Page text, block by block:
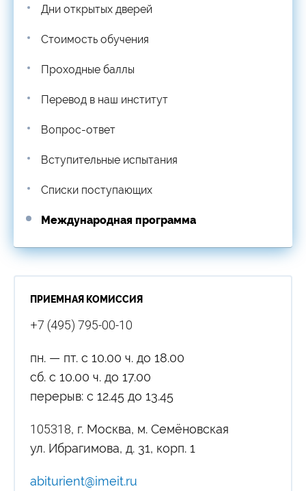
Дни открытых дверей
Стоимость обучения
Проходные баллы
Перевод в наш институт
Вопрос-ответ
Вступительные испытания
Списки поступающих
Международная программа
ПРИЕМНАЯ КОМИССИЯ
+7 (495) 795-00-10
пн. — пт. с 10.00 ч. до 18.00
сб. с 10.00 ч. до 17.00
перерыв: с 12.45 до 13.45
105318, г. Москва, м. Семёновская
ул. Ибрагимова, д. 31, корп. 1
abiturient@imeit.ru